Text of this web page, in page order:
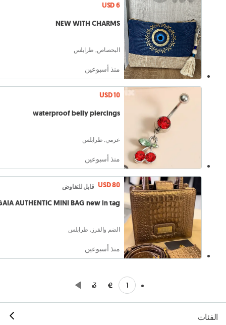
USD 6
NEW WITH CHARMS
البحصاص, طرابلس
منذ أسبوعين
USD 10
waterproof belly piercings
عزمي, طرابلس
منذ أسبوعين
USD 80 قابل للتفاوض
AUTHENTIC MINI BAG new in tag
الضم والفرز, طرابلس
منذ أسبوعين
1
2
3
الفئات